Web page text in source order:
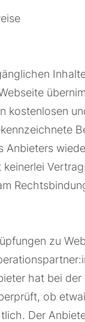
kostenlosen
Anbieters
zu
hat bei
ob
Der